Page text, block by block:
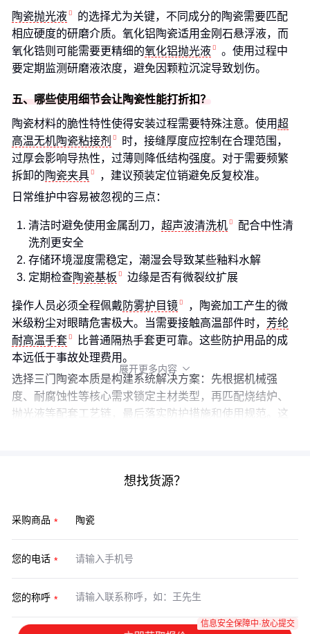
陶瓷抛光液
的选择尤为关键，不同成分的陶瓷需要匹配
相应硬度的研磨介质。氧化铝陶瓷适用金刚石悬浮液，而
氧化锆则可能需要更精细的氧化铝抛光液
。使用过程中
要定期监测研磨液浓度，避免因颗粒沉淀导致划伤。
五、哪些使用细节会让陶瓷性能打折扣？
陶瓷材料的脆性特性使得安装过程需要特殊注意。使用超
高温无机陶瓷粘接剂
时，接缝厚度应控制在合理范围，
过厚会影响导热性，过薄则降低结构强度。对于需要频繁
拆卸的陶瓷夹具
，建议预装定位销避免反复校准。
日常维护中容易被忽视的三点：
清洁时避免使用金属刮刀， 超声波清洗机
配合中性清
洗剂更安全
存储环境湿度需稳定，潮湿会导致某些釉料水解
定期检查陶瓷基板 边缘是否有微裂纹扩展
操作人员必须全程佩戴 防雾护目镜
，陶瓷加工产生的微
米级粉尘对眼睛危害极大。当需要接触高温部件时， 芳纶
耐高温手套
比普通隔热手套更可靠。这些防护用品的成
本远低于事故处理费用。
选择三门陶瓷本质是构建系统解决方案：先根据机械强
度、耐腐蚀性等核心需求锁定主材类型，再匹配烧结炉、
抛光液等配套工艺链，最后落实防护措施和使用规范。这
展开更多内容 
想找货源？
采购商品
您的电话
您的称呼
信息安全保障中·放心提交